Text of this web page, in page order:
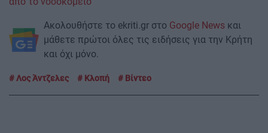
Ακολουθήστε το ekriti.gr στο Google News και
μάθετε πρώτοι όλες τις ειδήσεις για την Κρήτη
και όχι μόνο.
Λος Άντζελες Κλοπή Βίντεο